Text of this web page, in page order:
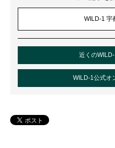
WILD-1 宇
近くの
WILD-1公式オ